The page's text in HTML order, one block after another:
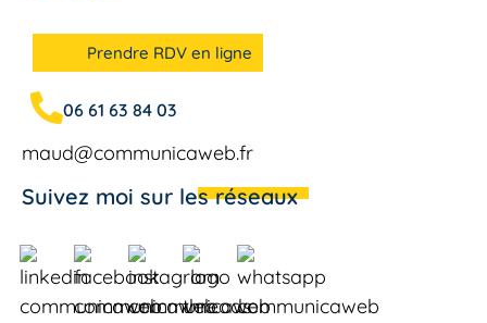
Prendre RDV en ligne
06 61 63 84 03
maud@communicaweb.fr
Suivez moi sur les réseaux